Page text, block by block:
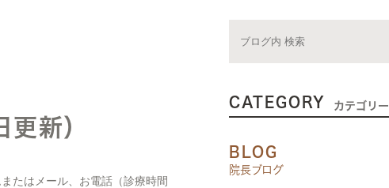
新）
たはメール、お電話（診療時間
CATEGORY カテゴリー
BLOG
院長ブログ